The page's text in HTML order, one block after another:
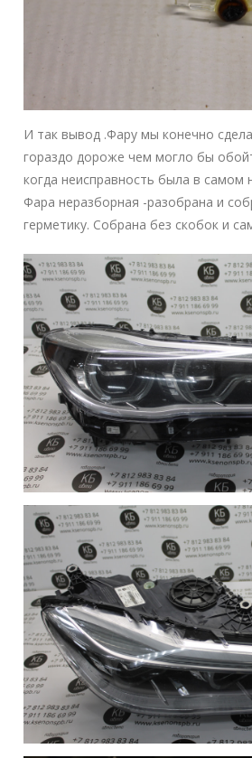
И так вывод .Фару мы конечно
гораздо дороже чем могло бы
когда неисправность была в самом
Фара неразборная -разобрана и
герметику. Собрана без скобок и